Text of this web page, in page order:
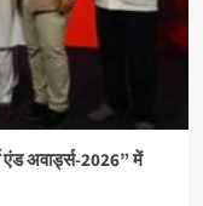
एंड अवार्ड्स-2026” में